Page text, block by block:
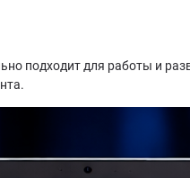
подходит для работы и